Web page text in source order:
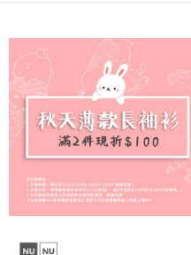
買賣價金債權讓與本公司後，依約
2.基於同意付款使用「大哥付你分
資料（包含姓名、電話或地址）提
由本公司與您本人進行分期帳單所
3.完整用戶服務條款，請詳閱以下連
購買商品的店家。未經商家同意取
後付繳納相關費用。
※ 交易是否成功請以「AFTEE先享
是否繳費成功／繳費後需取消欲退
客戶支援中心」https://
【注意事項】
１．透過由恩沛科技股份有限公司
易，需依本服務之必要範圍內提供
權轉讓予恩沛科技股份有限公司。
２．關於個人資料處理事宜，請瀏
https://aftee.tw/terms/#terms3
「AFTEE先享後付」，若未經同意
每筆NT$65，滿NT$899(含以
付款後7-11取貨
每筆NT$60，滿NT$899(含以上)
宅配
每筆NT$65，滿NT$899(含以上)